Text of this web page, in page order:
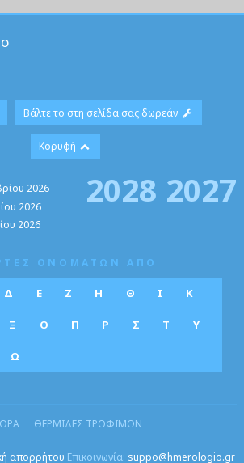
Βάλτε το στη σελίδα σας δωρεάν
Κορυφή
2026
2026
2026
2027
2028
ΟΝΟΜΑΤΩΝ ΑΠΟ
Δ Ε Ζ Η Θ Ι Κ
Ξ Ο Π Ρ Σ Τ Υ
Ω
ΩΡΑ ΘΕΡΜΙΔΕΣ ΤΡΟΦΙΜΩΝ
απορρήτου Επικοινωνία: suppo@hmerologio.gr